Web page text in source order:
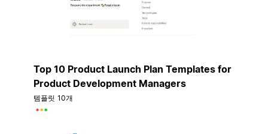
Top 10 Product Launch Plan Templates for
Product Development Managers
템플릿 10개